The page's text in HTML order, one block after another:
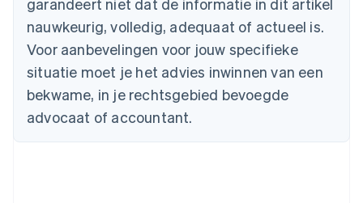
garandeert niet dat de informatie in dit artikel
nauwkeurig, volledig, adequaat of actueel is.
Voor aanbevelingen voor jouw specifieke
situatie moet je het advies inwinnen van een
bekwame, in je rechtsgebied bevoegde
advocaat of accountant.
English
Denemarken
Duitsland
DeutschEnglish
Estland
Finland
EnglishSvenska